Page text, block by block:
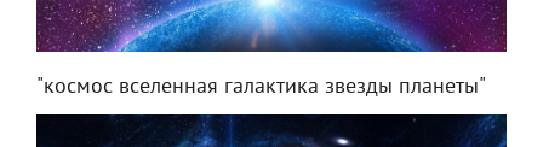
"космос вселенная галактика звезды планеты"